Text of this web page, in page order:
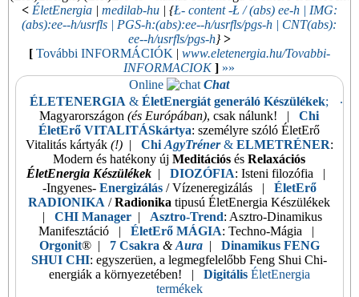
< ÉletEnergia | medilab-hu| {Ł- content -Ł / (abs) ee-h| IMG:
(abs):ee--h/usrfls | PGS-h:(abs):ee--h/usrfls/pgs-h | CNT(abs):
ee--h/usrfls/pgs-h} >
[ További INFORMÁCIÓK | www.eletenergia.hu/Tovabbi-
INFORMACIOK ] »»
Online
Chat
.
ÉLETENERGIA &ÉletEnergiát generáló Készülékek;
Magyarországon(és Európában), csak nálunk! |Chi
ÉletErő VITALITÁSkártya: személyre szóló ÉletErő
Vitalitás kártyák (!)| Chi AgyTréner& ELMETRÉNER:
Modern és hatékony újMeditációs ésRelaxációs
ÉletEnergia Készülékek |DIOZÓFIA: Isteni filozófia |
-Ingyenes- Energizálás/ Vízeneregizálás | ÉletErő
RADIONIKA /Radionika tipusú ÉletEnergia Készülékek
|CHI Manager | Asztro-Trend: Asztro-Dinamikus
Manifesztáció | ÉletErő MÁGIA: Techno-Mágia |
Orgonit® | 7 Csakra &Aura| Dinamikus FENG
SHUI CHI: egyszerüen, a legmegfelelőbb Feng Shui Chi-
energiák a környezetében! | DigitálisÉletEnergia
termékek